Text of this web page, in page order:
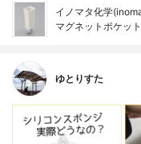
イノマタ化学
マグネットポケット
ゆとりすた